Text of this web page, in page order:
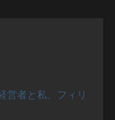
営者と私、フィリ